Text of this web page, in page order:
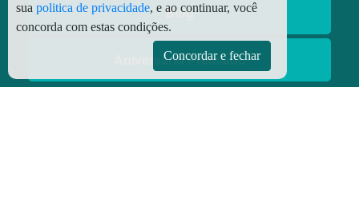
Blog
Aniversário Premiado
sua politica de privacidade, e ao continuar, você
concorda com estas condições.
Concordar e fechar